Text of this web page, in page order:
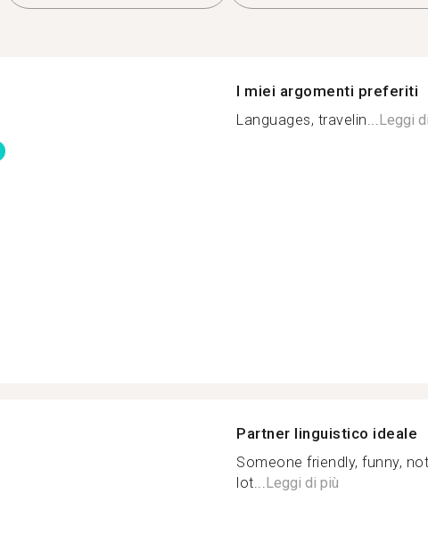
I miei argomenti preferiti
Languages, travelin...Leggi
Partner linguistico ideale
Someone friendly, funny,
lot...Leggi di più